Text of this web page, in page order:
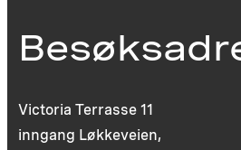
Victoria Terrasse 11
inngang Løkkeveien,